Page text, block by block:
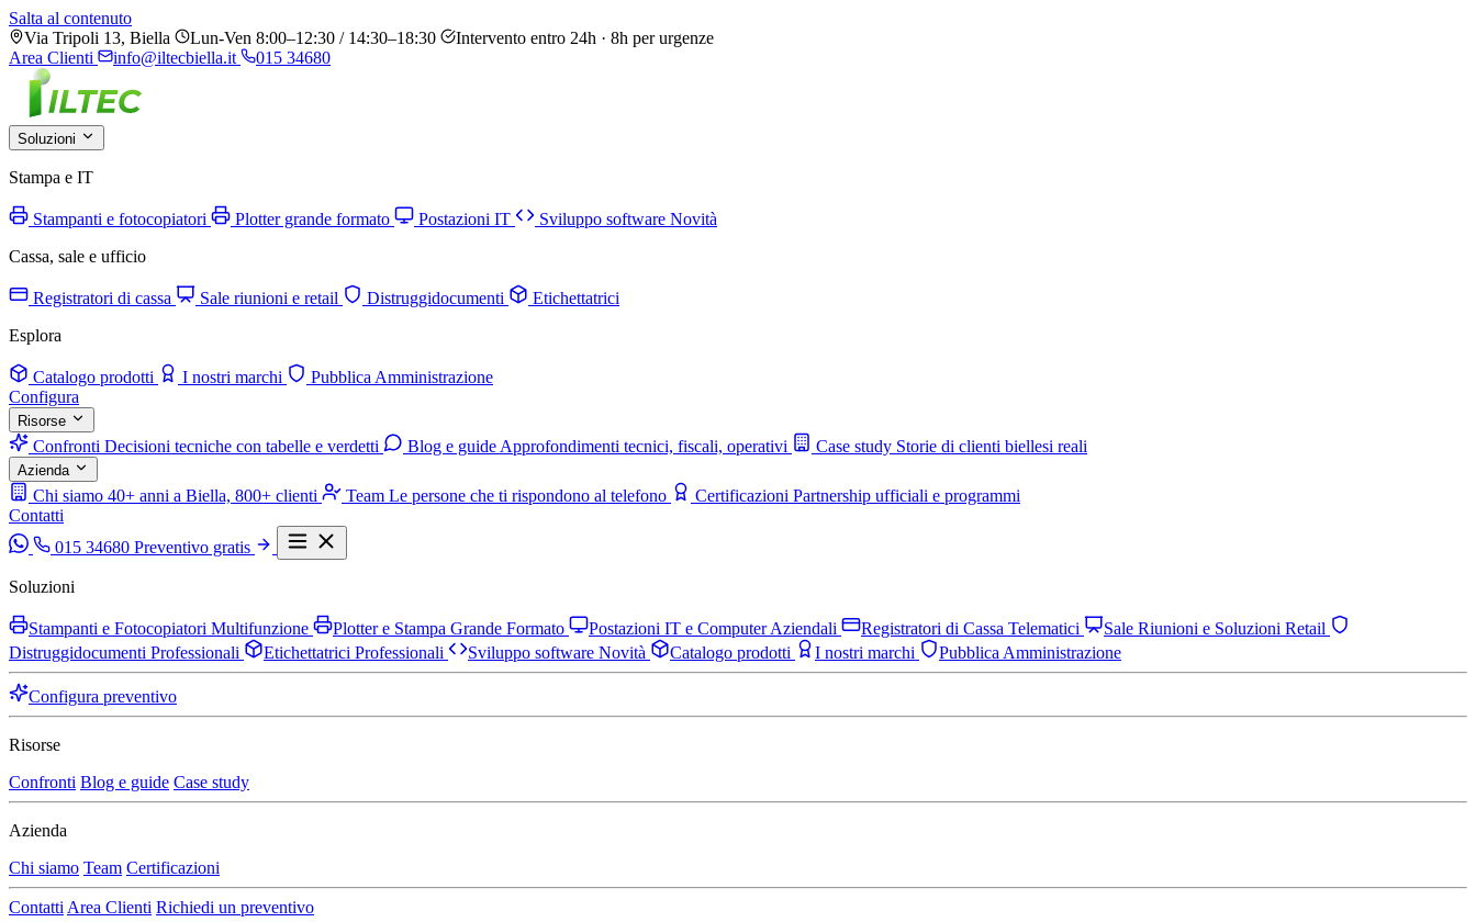
Salta al contenuto
Via Tripoli 13, Biella
Lun-Ven 8:00–12:30 / 14:30–18:30
Intervento entro 24h · 8h per urgenze
Area Clienti
info@iltecbiella.it 015 34680
Soluzioni
Stampa e IT
Stampanti e fotocopiatori Plotter grande formato Postazioni IT Sviluppo software Novità
Cassa, sale e ufficio
Registratori di cassa Sale riunioni e retail Distruggidocumenti
Etichettatrici
Esplora
Catalogo prodotti I nostri marchi
Pubblica Amministrazione
Configura
Risorse
Confronti Decisioni tecniche con tabelle e verdetti Blog e guide Approfondimenti tecnici, fiscali, operativi Case study Storie di clienti biellesi reali
Azienda
Chi siamo 40+ anni a Biella, 800+ clienti Team Le persone che ti rispondono al telefono Certificazioni Partnership ufficiali e programmi
Contatti
015 34680 Preventivo gratis
Soluzioni
Stampanti e Fotocopiatori Multifunzione Plotter e Stampa Grande Formato Postazioni IT e Computer Aziendali Registratori di Cassa Telematici
Sale Riunioni e Soluzioni Retail
Distruggidocumenti Professionali
Etichettatrici Professionali Sviluppo software Novità Catalogo prodotti I nostri marchi Pubblica Amministrazione
Configura preventivo
Risorse
Confronti Blog e guide Case study
Azienda
Chi siamo Team Certificazioni
Contatti Area Clienti Richiedi un preventivo